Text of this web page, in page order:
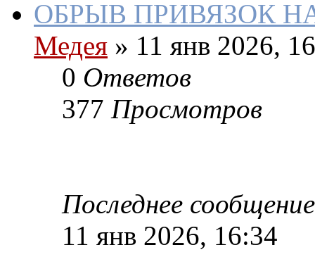
ОБРЫВ ПРИВЯЗОК
Медея » 11 янв 2026,
0 Ответов
377 Просмотров
Последнее сообщение
11 янв 2026, 16:34